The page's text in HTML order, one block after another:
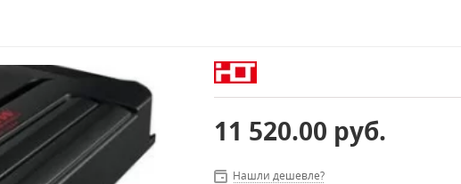
11 520.00 руб.
Нашли дешевле?